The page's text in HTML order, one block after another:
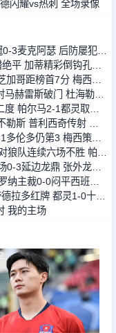
闪耀vs热刺 全场录像
我的主场